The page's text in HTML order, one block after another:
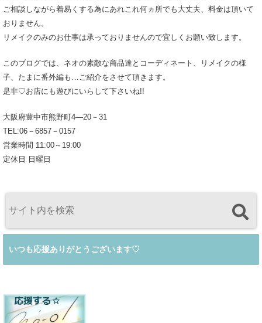
ご相談しながら着易くする為にあれこれ何ヵ所でも大丈夫、料金は頂いて
おりません。
リメイクのみのお仕事は承っておりませんので宜しくお願い致します。
このブログでは、ネオの素敵な商品達とコーディネート、リメイクの様
子、たまに番外編も…ご紹介をさせて頂きます。
是非♡お店にも遊びにいらして下さいね!!
大阪府豊中市熊野町4―20－31
TEL:06－6857－0157
営業時間 11:00～19:00
定休日 日曜日
いつも応援ありがとうございます♡